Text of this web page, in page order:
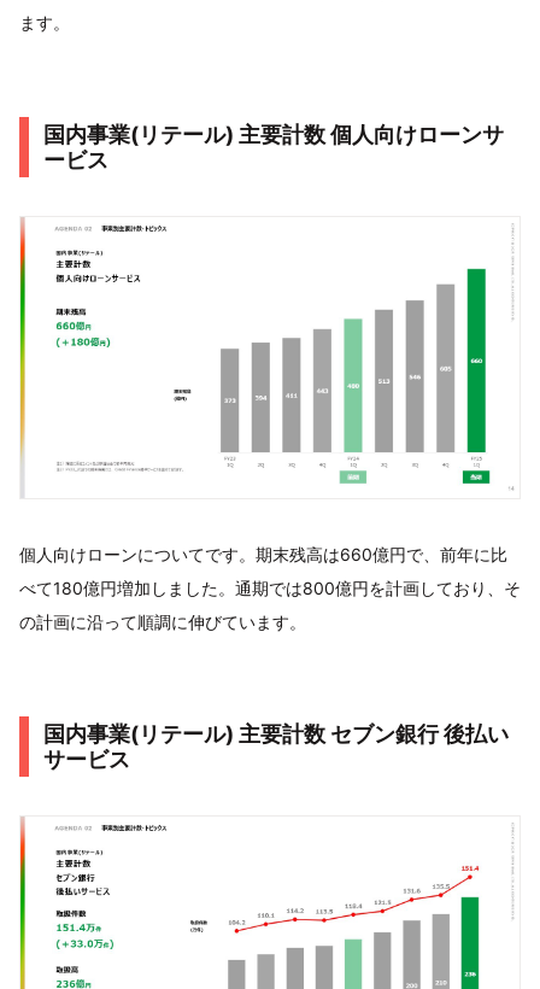
ます。
国内事業(リテール) 主要計数 個人向けローンサ
ービス
個人向けローンについてです。期末残高は660億円で、前年に比
べて180億円増加しました。通期では800億円を計画しており、そ
の計画に沿って順調に伸びています。
国内事業(リテール) 主要計数 セブン銀行 後払い
サービス